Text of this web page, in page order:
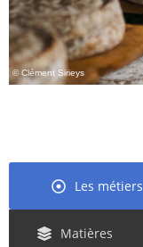
© Clément Sirieys
Les métiers
Matières